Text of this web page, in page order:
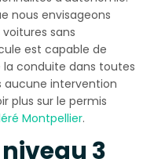
nous envisageons
sans
est capable de
la conduite dans toutes
aucune intervention
plus sur le permis
Montpellier.
3